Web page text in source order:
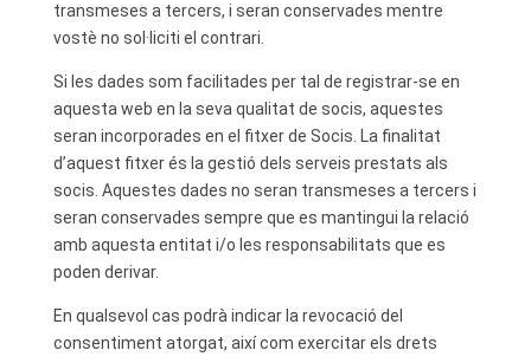
transmeses a tercers, i seran conservades mentre
vostè no sol·liciti el contrari.
Si les dades som facilitades per tal de registrar-se en
aquesta web en la seva qualitat de socis, aquestes
seran incorporades en el fitxer de Socis. La finalitat
d’aquest fitxer és la gestió dels serveis prestats als
socis. Aquestes dades no seran transmeses a tercers i
seran conservades sempre que es mantingui la relació
amb aquesta entitat i/o les responsabilitats que es
poden derivar.
En qualsevol cas podrà indicar la revocació del
consentiment atorgat, així com exercitar els drets